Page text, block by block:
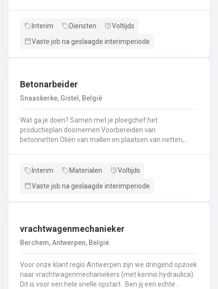
gemakBepaalt en past de juiste lastechniek toe
kwaliteitsgericht volgens veiligheidsvoorschriftenDraagt
Interim Diensten
Voltijds
Vaste job na geslaagde interimperiode
Betonarbeider
Snaaskerke, Gistel, België
Wat ga je doen? Samen met je ploegchef het
productieplan doornemen.Voorbereiden van
betonnetten.Oliën van mallen en plaatsen van netten,
eindafwerking.Frezen, boren, en zagen in de
klaar zijn voor gebruik.Opruimen van de werkplaats en
Interim Materialen
Voltijds
Vaste job na geslaagde interimperiode
vrachtwagenmechanieker
Berchem, Antwerpen, België
Voor onze klant regio Antwerpen zijn we dringend opzoek
naar vrachtwagenmechaniekers (met kennis hydraulica).
Dit is voor een hele snelle opstart. Ben jij een echte